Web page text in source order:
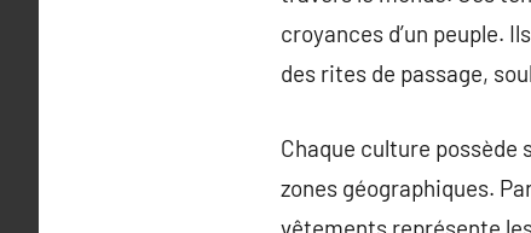
croyances d’un peuple.
des rites de passage,
Chaque culture
zones géographiques.
vêtements représente